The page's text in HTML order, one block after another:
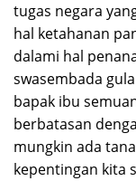
tugas negara
hal ketahanan
dalami hal
swasembada
bapak ibu
berbatasan
mungkin ada
kepentingan kita